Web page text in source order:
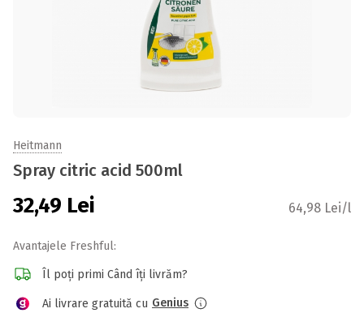
Heitmann
Spray citric acid 500ml
32,49 Lei 64,98 Lei/l
Avantajele Freshful:
Îl poți primi Când îți livrăm?
Ai livrare gratuită cu Genius